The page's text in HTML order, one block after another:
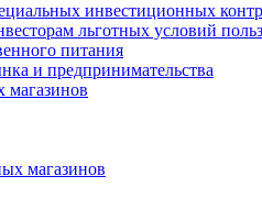
инвестиционных
льготных условий
питания
и предпринимательства
магазинов
магазинов